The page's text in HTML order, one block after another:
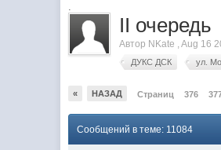
.
II очередь
Автор NKate ,Aug 16
ДУКС ДСК ул.
« НАЗАД Страниц 376
Сообщений в теме: 11084